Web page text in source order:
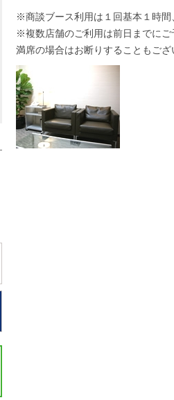
※商談ブース利用は１回基本１時
※複数店舗のご利用は前日までに
満席の場合はお断りすることもござ